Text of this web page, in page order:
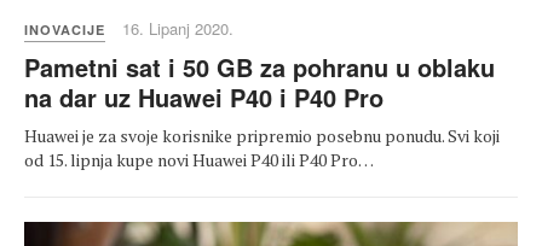
INOVACIJE 16. Lipanj 2020.
Pametni sat i 50 GB za pohranu u oblaku
na dar uz Huawei P40 i P40 Pro
Huawei je za svoje korisnike pripremio posebnu ponudu. Svi koji
od 15. lipnja kupe novi Huawei P40 ili P40 Pro…